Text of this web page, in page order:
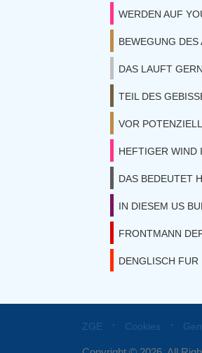
WERDEN AUF
BEWEGUNG
DAS LAUFT
TEIL DES
VOR
HEFTIGER WIND
DAS BEDEUTET
IN DIESEM US
FRONTMANN
DENGLISCH FUR
ZGE ⋅ Cookies ⋅